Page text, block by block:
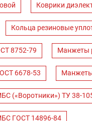
Коврики
Кольца резиновые
8752-79 Манжеты
6678-53
(«Воротники») ТУ 38-
ГОСТ 14896-84